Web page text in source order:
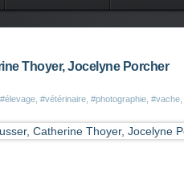
Thoyer, Jocelyne Porcher
#élevage #vétérinaire #photographie #vache